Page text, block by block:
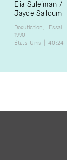
Elia Suleiman
Jayce Salloum
Docufiction
Essai
1990
États-Unis
40:24